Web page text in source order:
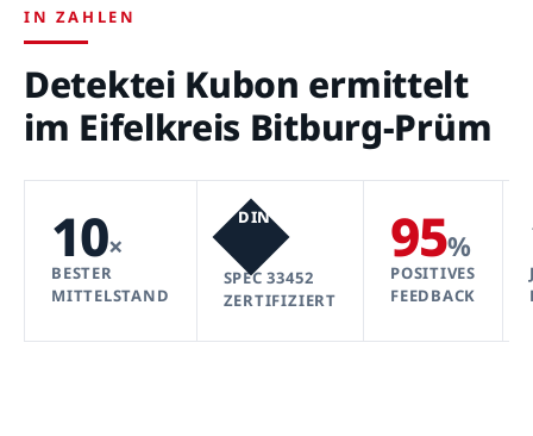
IN ZAHLEN
Detektei Kubon ermittelt
im Eifelkreis Bitburg-Prüm
10×
BESTER
MITTELSTAND
DIN
SPEC 33452
ZERTIFIZIERT
95%
POSITIVES
FEEDBACK